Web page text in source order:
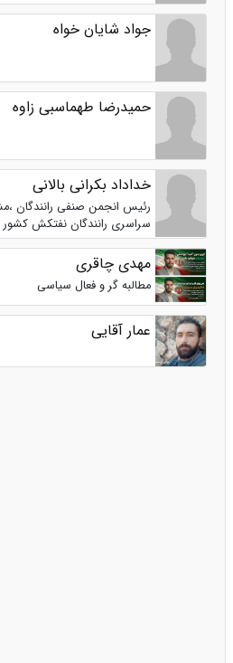
جواد شایان خواه
حمیدرضا طهماسبی زاوه
خداداد بکرانی بالانی
رئیس انجمن صنفی رانندگان
سراسری رانندگان نفتکش کشور
مهدی چاقری
مطالبه گر و فعال سیاسی
عمار آقایی